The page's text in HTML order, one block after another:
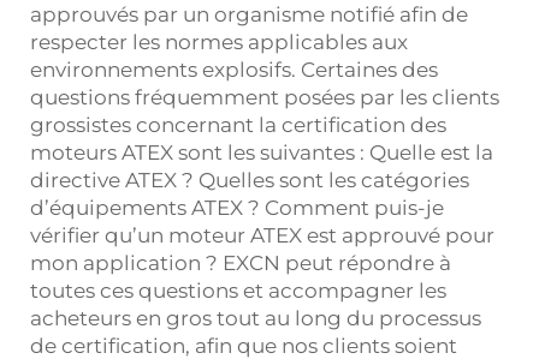
approuvés par un organisme notifié afin de
respecter les normes applicables aux
environnements explosifs. Certaines des
questions fréquemment posées par les clients
grossistes concernant la certification des
moteurs ATEX sont les suivantes : Quelle est la
directive ATEX ? Quelles sont les catégories
d’équipements ATEX ? Comment puis-je
vérifier qu’un moteur ATEX est approuvé pour
mon application ? EXCN peut répondre à
toutes ces questions et accompagner les
acheteurs en gros tout au long du processus
de certification, afin que nos clients soient